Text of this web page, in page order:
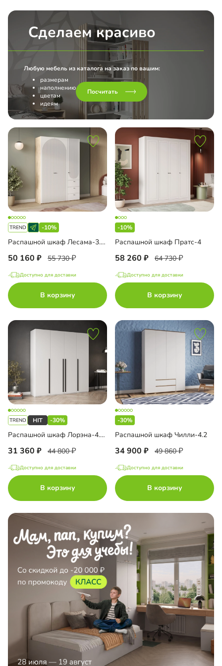
Сделаем красиво
Любую мебель из каталога на заказ по вашим:
размерам
наполнению
цветам
идеям
Посчитать
-10%
Распашной шкаф Лесама-3.3 Декор 2
50 160 55 730
Доступно для доставки
В корзину
-10%
Распашной шкаф Пратс-4
58 260 64 730
Доступно для доставки
В корзину
-30%
Распашной шкаф Лорэна-4.1 4-дверный
31 360 44 800
Доступно для доставки
В корзину
-30%
Распашной шкаф Чилли-4.2
34 900 49 860
Доступно для доставки
В корзину